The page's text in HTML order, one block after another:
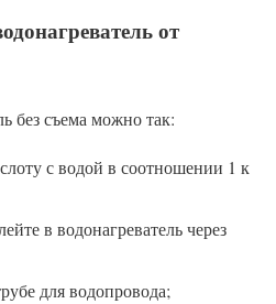
от
без съема можно так:
с водой в соотношении 1 к
в водонагреватель через
для водопровода;